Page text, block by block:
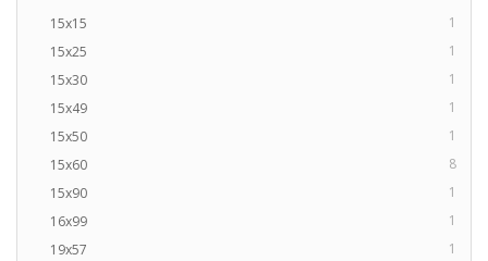
15x15
1
15x25
1
15x30
1
15x49
1
15x50
1
15x60
8
15x90
1
16x99
1
19x57
1